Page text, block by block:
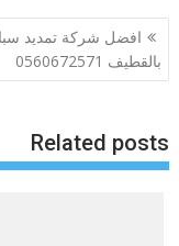
تصفّح
المقالات
افضل شركة تمديد
بالقطيف 0560672571
Related posts